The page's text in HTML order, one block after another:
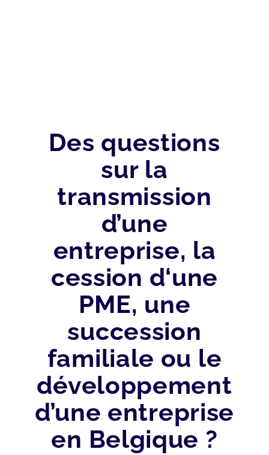
Des questions
sur la
transmission
d’une
entreprise, la
cession d‘une
PME, une
succession
familiale ou le
développement
d’une entreprise
en Belgique ?